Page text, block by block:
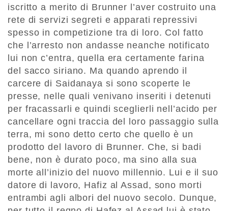
iscritto a merito di Brunner l’aver costruito una
rete di servizi segreti e apparati repressivi
spesso in competizione tra di loro. Col fatto
che l’arresto non andasse neanche notificato
lui non c’entra, quella era certamente farina
del sacco siriano. Ma quando aprendo il
carcere di Saidanaya si sono scoperte le
presse, nelle quali venivano inseriti i detenuti
per fracassarli e quindi sceglierli nell’acido per
cancellare ogni traccia del loro passaggio sulla
terra, mi sono detto certo che quello è un
prodotto del lavoro di Brunner. Che, si badi
bene, non è durato poco, ma sino alla sua
morte all’inizio del nuovo millennio. Lui e il suo
datore di lavoro, Hafiz al Assad, sono morti
entrambi agli albori del nuovo secolo. Dunque,